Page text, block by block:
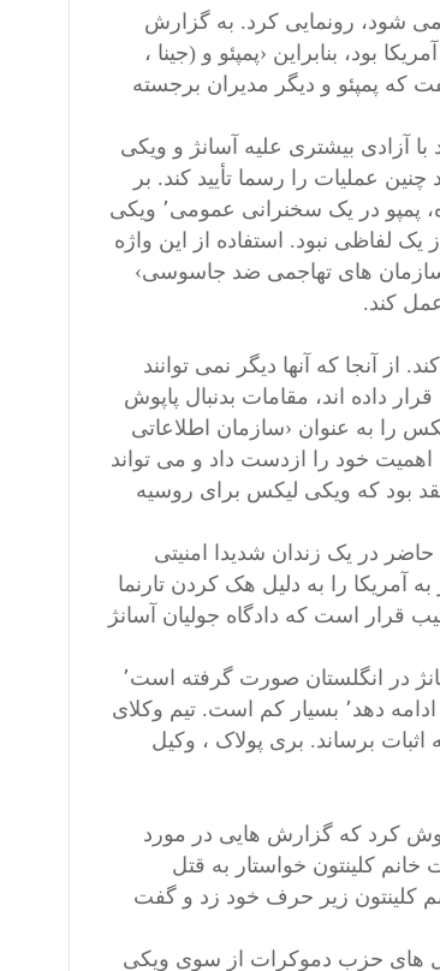
می شود، رونمایی کرد. به گزارش
بود، بنابراین ‹پمپئو و (جینا ،
که پمپئو و دیگر مدیران برجسته
آزادی بیشتری علیه آسانژ و ویکی
عملیات را رسما تأیید کند. بر
اساس این گزارش، اندکی پس از روی کار آمدن وزیر امور خارجه ایالات متحده، پمپو در یک سخنرانی عمومی٬ ویکی
یک لفاظی نبود. استفاده از این واژه
دسته ‹سازمان های تهاجمی ضد جاسوسی›
کند.
آنجا که آنها دیگر نمی توانند
داده ‌اند، مقامات بدنبال پاپوش
را به عنوان ‹سازمان اطلاعاتی
خود را ازدست داد و می ‌تواند
بود که ویکی ‌لیکس برای روسیه
در یک زندان شدیدا امنیتی
به آمریکا را به دلیل هک کردن تارنما
قرار است که دادگاه جولیان آسانژ
به گزارش یاهو نیوز، با توجه به تغییر و تحولاتی که در پرونده قضایی جولیان آسانژ در انگلستان صورت گرفته است٬
احتمال اینکه سازمان امنیت آمریکا عملیات فوق را که در بالا به آنها اشاره شد٬ ادامه دهد٬ بسیار کم است. تیم وکلای
اثبات برساند. بری پولاک ، وکیل
کرد که گزارش هایی در مورد
منتشر شد؛ در این اظهارات خانم کلینتون خواستار به قتل
کلینتون زیر حرف خود زد و گفت
سال ۲۰۱۶ آمریکا و انتشار ایمیل‌ های حزب دموکرات از سوی ویکی